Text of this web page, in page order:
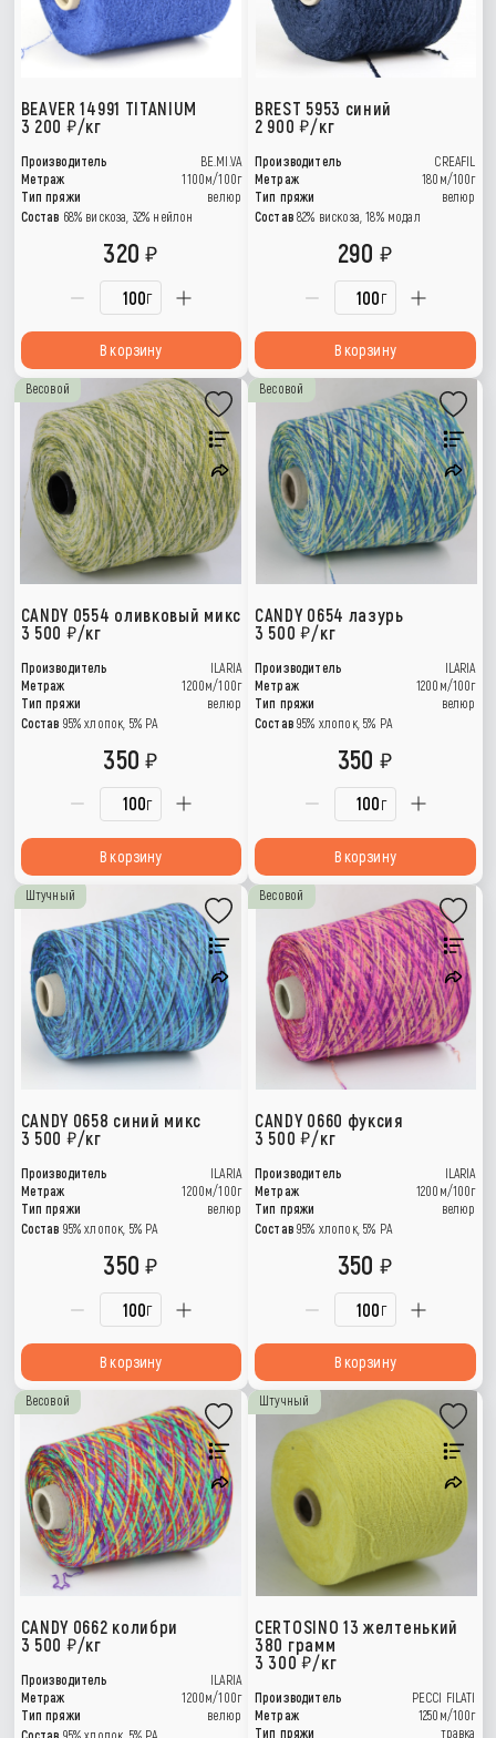
BEAVER 14991 TITANIUM
3 200
/кг
Производитель
BE.MI.VA
Метраж
1100м/100г
Тип пряжи
велюр
Состав 68% вискоза, 32% нейлон
г
320
В корзину
BREST 5953 синий
2 900 /кг
Производитель
CREAFIL
Метраж
180м/100г
Тип пряжи
велюр
Состав 82% вискоза, 18% модал
г
290
В корзину
Весовой
CANDY 0554 оливковый микс
3 500
/кг
Производитель
ILARIA
Метраж
1200м/100г
Тип пряжи
велюр
Состав 95% хлопок, 5% РА
г
350
В корзину
Весовой
CANDY 0654 лазурь
3 500 /кг
Производитель
ILARIA
Метраж
1200м/100г
Тип пряжи
велюр
Состав 95% хлопок, 5% РА
г
350
В корзину
Штучный
CANDY 0658 синий микс
3 500
/кг
Производитель
ILARIA
Метраж
1200м/100г
Тип пряжи
велюр
Состав 95% хлопок, 5% РА
г
350
В корзину
Весовой
CANDY 0660 фуксия
3 500 /кг
Производитель
ILARIA
Метраж
1200м/100г
Тип пряжи
велюр
Состав 95% хлопок, 5% РА
г
350
В корзину
Весовой
CANDY 0662 колибри
3 500
/кг
Производитель
ILARIA
Метраж
1200м/100г
Тип пряжи
велюр
Состав 95% хлопок, 5% РА
Штучный
CERTOSINO 13 желтенький
380 грамм
3 300 /кг
Производитель
PECCI FILATI
Метраж
1250м/100г
Тип пряжи
травка